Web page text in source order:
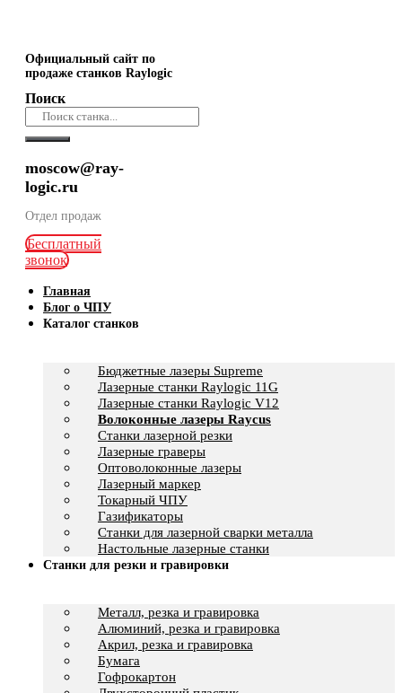
Официальный сайт по
продаже станков Raylogic
Поиск
moscow@ray-
logic.ru
Отдел продаж
Бесплатный
звонок
Главная
Блог о ЧПУ
Каталог станков
Бюджетные лазеры Supreme
Лазерные станки Raylogic 11G
Лазерные станки Raylogic V12
Волоконные лазеры Raycus
Станки лазерной резки
Лазерные граверы
Оптоволоконные лазеры
Лазерный маркер
Токарный ЧПУ
Газификаторы
Cтанки для лазерной сварки металла
Настольные лазерные станки
Станки для резки и гравировки
Металл, резка и гравировка
Алюминий, резка и гравировка
Акрил, резка и гравировка
Бумага
Гофрокартон